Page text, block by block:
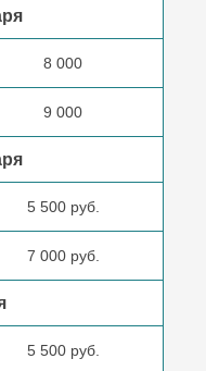
8 000
9 000
5 500 руб.
7 000 руб.
5 500 руб.